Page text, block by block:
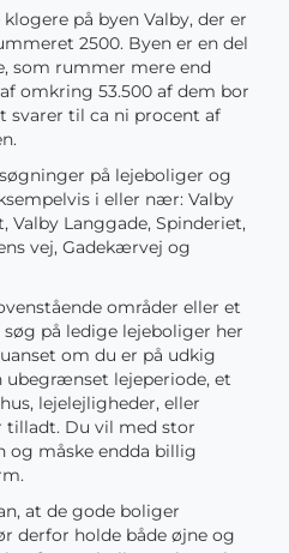
på byen Valby, der er
2500. Byen er en del
som rummer mere end
omkring 53.500 af dem bor
svarer til ca ni procent af
på lejeboliger og
i eller nær: Valby
Valby Langgade, Spinderiet,
vej, Gadekærvej og
områder eller et
på ledige lejeboliger her
om du er på udkig
lejeperiode, et
lejelejligheder, eller
tilladt. Du vil med stor
og måske endda billig
at de gode boliger
derfor holde både øjne og